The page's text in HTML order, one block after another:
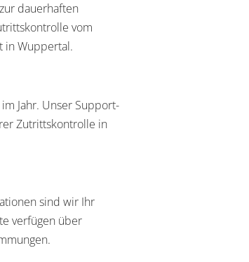
dauerhaften
vom
in Wuppertal.
Jahr. Unser Support-
Zutrittskontrolle in
sind wir Ihr
verfügen über